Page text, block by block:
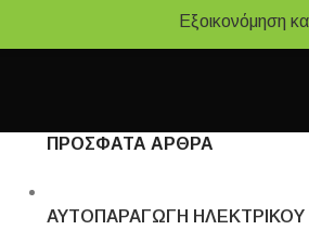
Εξοικονόμηση
ΠΡΟΣΦΑΤΑ ΑΡΘΡΑ
ΑΥΤΟΠΑΡΑΓΩΓΗ ΗΛΕΚΤΡΙΚΟΥ